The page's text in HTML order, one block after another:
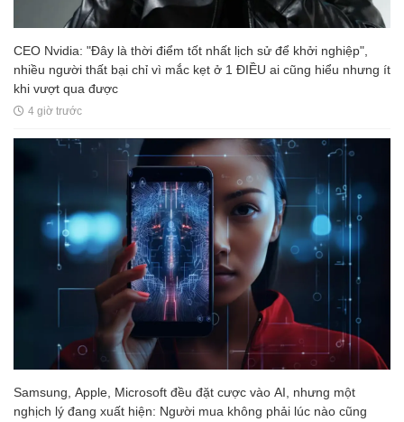
CEO Nvidia: "Đây là thời điểm tốt nhất lịch sử để khởi nghiệp",
nhiều người thất bại chỉ vì mắc kẹt ở 1 ĐIỀU ai cũng hiểu nhưng ít
khi vượt qua được
4 giờ trước
Samsung, Apple, Microsoft đều đặt cược vào AI, nhưng một
nghịch lý đang xuất hiện: Người mua không phải lúc nào cũng